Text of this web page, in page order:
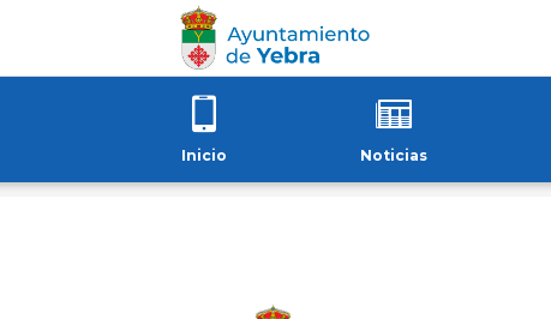
Inicio Noticias